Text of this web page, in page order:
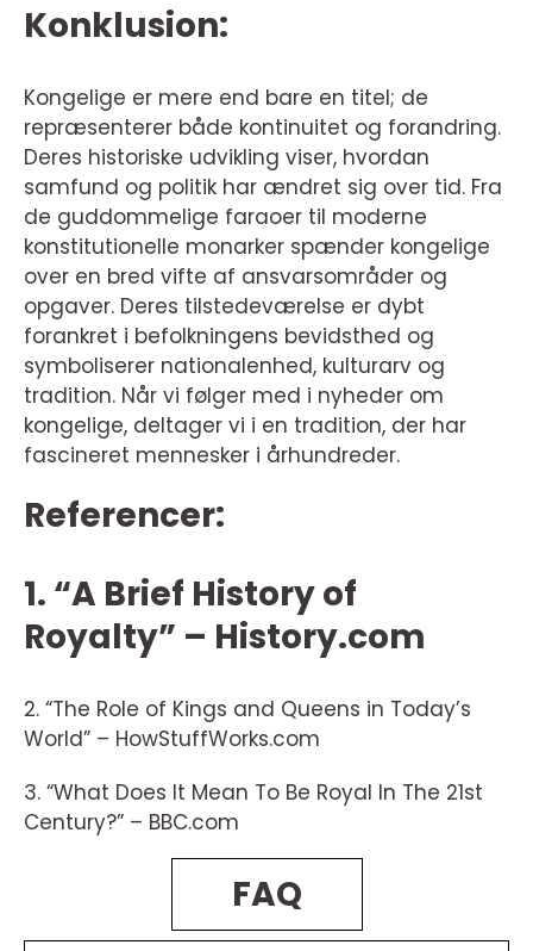
Konklusion:
Kongelige er mere end bare en titel; de
repræsenterer både kontinuitet og forandring.
Deres historiske udvikling viser, hvordan
samfund og politik har ændret sig over tid. Fra
de guddommelige faraoer til moderne
konstitutionelle monarker spænder kongelige
over en bred vifte af ansvarsområder og
opgaver. Deres tilstedeværelse er dybt
forankret i befolkningens bevidsthed og
symboliserer nationalenhed, kulturarv og
tradition. Når vi følger med i nyheder om
kongelige, deltager vi i en tradition, der har
fascineret mennesker i århundreder.
Referencer:
1. “A Brief History of
Royalty” – History.com
2. “The Role of Kings and Queens in Today’s
World” – HowStuffWorks.com
3. “What Does It Mean To Be Royal In The 21st
Century?” – BBC.com
FAQ